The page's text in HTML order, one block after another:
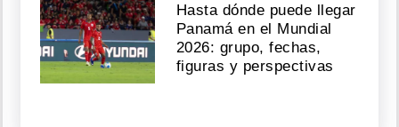
Hasta dónde puede llegar
Panamá en el Mundial
2026: grupo, fechas,
figuras y perspectivas